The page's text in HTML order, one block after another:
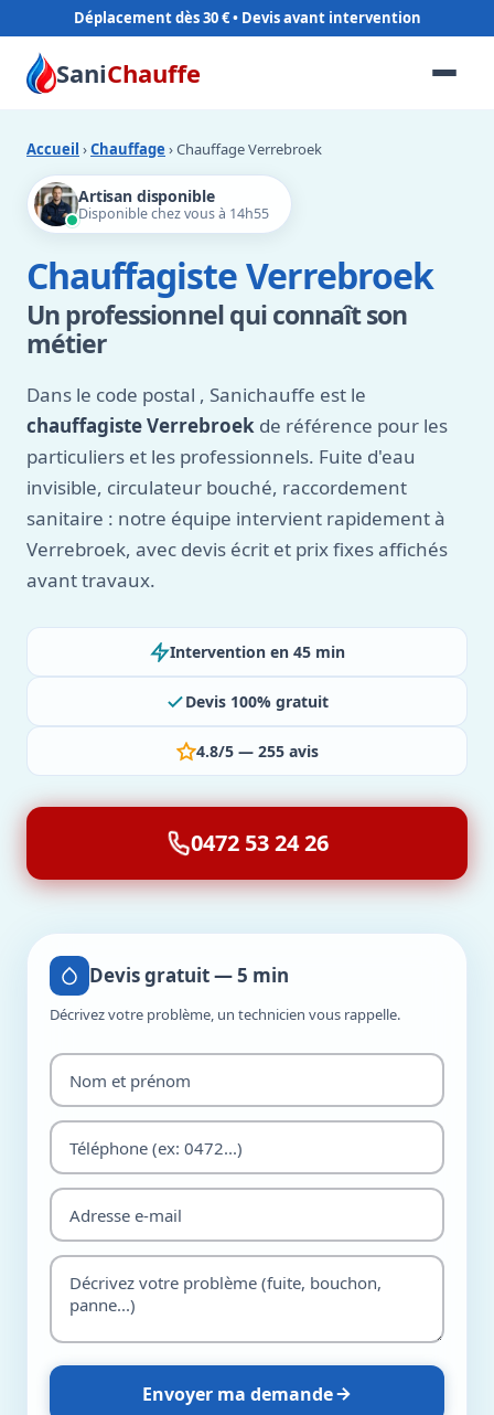
Déplacement dès 30 €
SaniChauffe
Accueil ›Chauffage › Chauffage Verrebroek
Artisan disponible
Disponible chez vous à 14h55
Chauffagiste Verrebroek
Un professionnel qui connaît son
métier
Dans le code postal , Sanichauffe est le
chauffagiste Verrebroek de référence pour les
particuliers et les professionnels. Fuite d'eau
invisible, circulateur bouché, raccordement
sanitaire : notre équipe intervient rapidement à
Verrebroek, avec devis écrit et prix fixes affichés
avant travaux.
Intervention en 45 min
Devis 100% gratuit
4.8/5 — 255 avis
0472 53 24 26
Devis gratuit — 5 min
Décrivez votre problème, un technicien vous rappelle.
Envoyer ma demande